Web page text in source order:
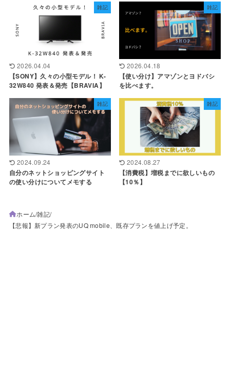
雑記
2026.04.04
【SONY】久々の小型モデル！ K-
32W840 発表＆発売【BRAVIA】
雑記
2026.04.18
【使い分け】アマゾンとヨドバシ
を比べます。
雑記
2024.09.24
自分のネットショッピングサイト
の使い分けについてメモする
雑記
2024.08.27
【消費税】増税までに欲しいもの
【10％】
ホーム雑記
【悲報】新プラン発表のUQ mobile、既存プランを値上げ予定。